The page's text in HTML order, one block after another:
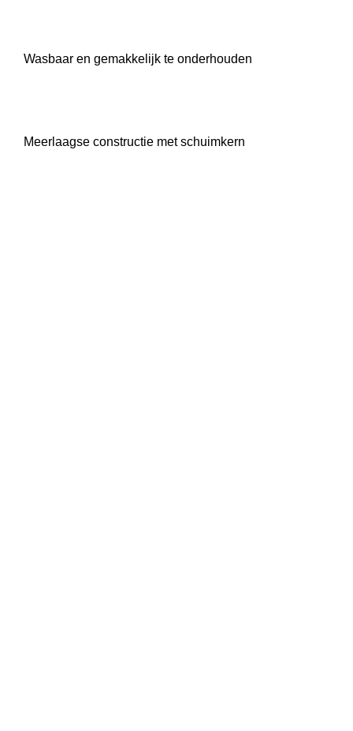
Wasbaar en gemakkelijk te onderhouden
Meerlaagse constructie met schuimkern